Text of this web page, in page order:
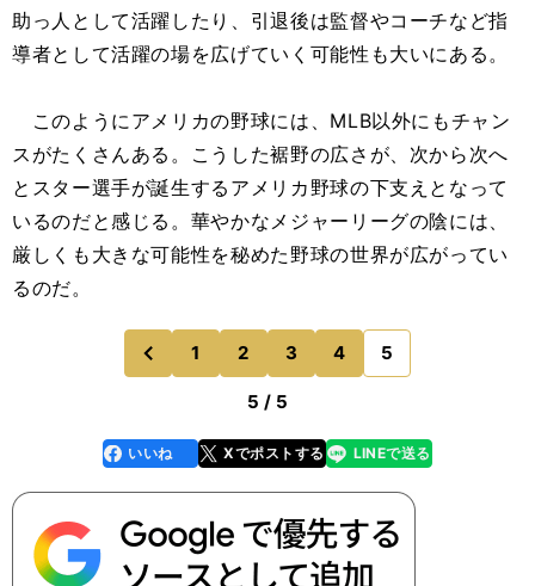
助っ人として活躍したり、引退後は監督やコーチなど指
導者として活躍の場を広げていく可能性も大いにある。
このようにアメリカの野球には、MLB以外にもチャン
スがたくさんある。こうした裾野の広さが、次から次へ
とスター選手が誕生するアメリカ野球の下支えとなって
いるのだと感じる。華やかなメジャーリーグの陰には、
厳しくも大きな可能性を秘めた野球の世界が広がってい
るのだ。
前
のページへ
1 2 3 4 5
5 / 5
faceboo
k
いいね Xでポストする
line LINEで送る